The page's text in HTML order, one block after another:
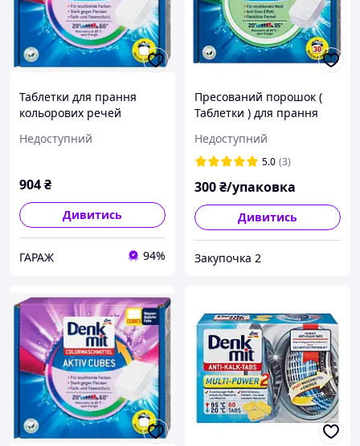
Таблетки для прання
кольорових речей
4066447236248 30 шт
Недоступний
904₴
Дивитись
ГАРАЖ 94%
Пресований порошок (
Таблетки ) для прання
Aktiv Cubes 30шт
Недоступний
5.0 (3)
300₴/упаковка
Дивитись
Закупочка 2